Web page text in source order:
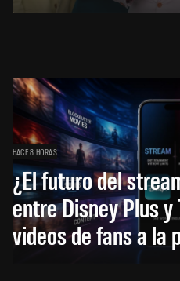
HACE 8 HORAS
¿El futuro del
entre Disney Plus
videos de fans a la